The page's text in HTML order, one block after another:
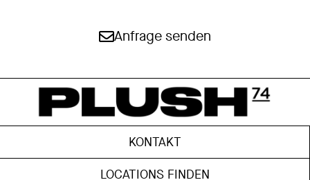
Anfrage senden
KONTAKT
LOCATIONS FINDEN